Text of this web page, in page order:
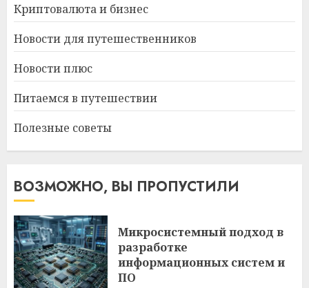
Криптовалюта и бизнес
Новости для путешественников
Новости плюс
Питаемся в путешествии
Полезные советы
ВОЗМОЖНО, ВЫ ПРОПУСТИЛИ
Микросистемный подход в
разработке
информационных систем и
ПО